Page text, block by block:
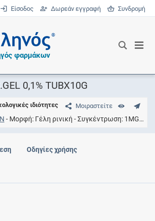
Είσοδος Δωρεάν εγγραφή Συνδρομή
®
φαρμάκων
0,1% TUBX10G
Μοιραστείτε
ιδιότητες
Μορφή Γέλη ρινική Συγκέντρωση 1MG/G
Οδηγίες χρήσης